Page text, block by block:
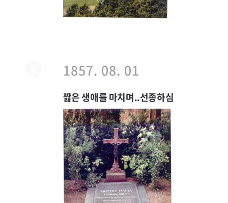
1857. 08. 01
짧은 생애를 마치며..선종하심